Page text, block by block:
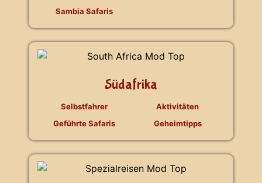
Sambia Safaris
Südafrika
Selbstfahrer
Geführte Safaris
Aktivitäten
Geheimtipps